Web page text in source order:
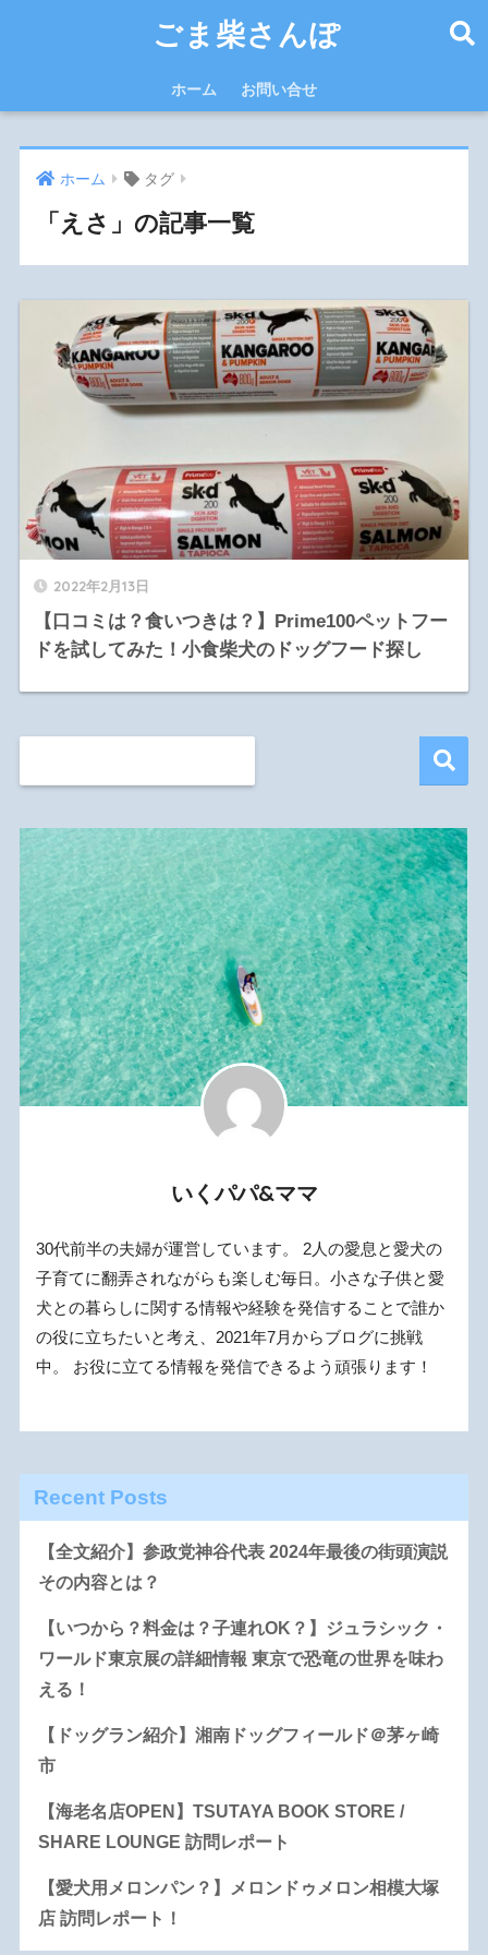
ごま柴さんぽ
ホーム お問い合せ
ホーム タグ
「えさ」の記事一覧
2022年2月13日
【口コミは？食いつきは？】Prime100ペットフー
ドを試してみた！小食柴犬のドッグフード探し
いくパパ&ママ
30代前半の夫婦が運営しています。 2人の愛息と愛犬の
子育てに翻弄されながらも楽しむ毎日。小さな子供と愛
犬との暮らしに関する情報や経験を発信することで誰か
の役に立ちたいと考え、2021年7月からブログに挑戦
中。 お役に立てる情報を発信できるよう頑張ります！
Recent Posts
【全文紹介】参政党神谷代表 2024年最後の街頭演説
その内容とは？
【いつから？料金は？子連れOK？】ジュラシック・
ワールド東京展の詳細情報 東京で恐竜の世界を味わ
える！
【ドッグラン紹介】湘南ドッグフィールド＠茅ヶ崎
市
【海老名店OPEN】TSUTAYA BOOK STORE /
SHARE LOUNGE 訪問レポート
【愛犬用メロンパン？】メロンドゥメロン相模大塚
店 訪問レポート！